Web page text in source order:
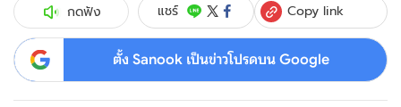
กดฟัง แชร์ Copy link
ตั้ง Sanook เป็นข่าวโปรดบน Google